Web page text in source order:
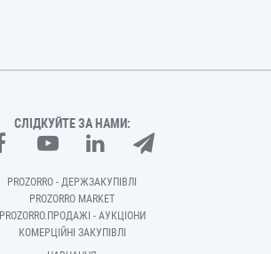
СЛІДКУЙТЕ ЗА НАМИ:
PROZORRO - ДЕРЖЗАКУПІВЛІ
PROZORRO MARKET
PROZORRO.ПРОДАЖІ - АУКЦІОНИ
КОМЕРЦІЙНІ ЗАКУПІВЛІ